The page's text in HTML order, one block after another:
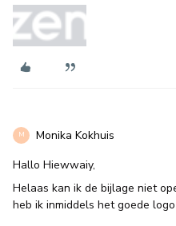
M Monika Kokhuis
Hallo Hiewwaiy,
Helaas kan ik de bijlage niet
heb ik inmiddels het goede